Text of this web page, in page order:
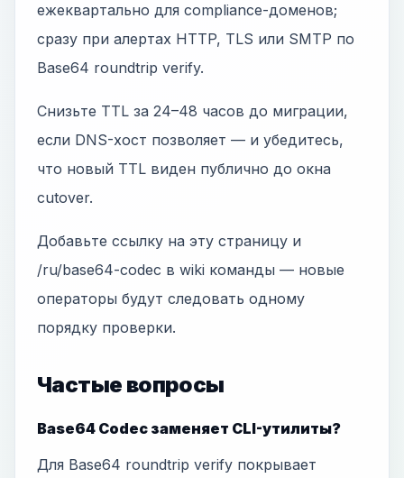
ежеквартально для compliance-доменов;
сразу при алертах HTTP, TLS или SMTP по
Base64 roundtrip verify.
Снизьте TTL за 24–48 часов до миграции,
если DNS-хост позволяет — и убедитесь,
что новый TTL виден публично до окна
cutover.
Добавьте ссылку на эту страницу и
/ru/base64-codec в wiki команды — новые
операторы будут следовать одному
порядку проверки.
Частые вопросы
Base64 Codec заменяет CLI-утилиты?
Для Base64 roundtrip verify покрывает